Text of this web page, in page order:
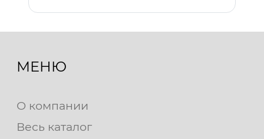
МЕНЮ
О компании
Весь каталог